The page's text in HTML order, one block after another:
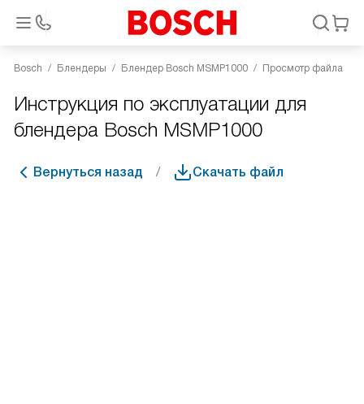
Bosch Блендеры Блендер Bosch MSMP1000 Просмотр файла
Инструкция по эксплуатации для
блендера Bosch MSMP1000
Вернуться назад Скачать файл